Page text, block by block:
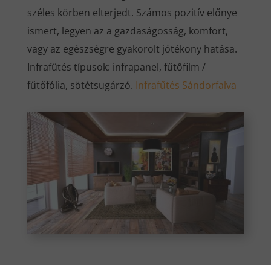
széles körben elterjedt. Számos pozitív előnye
ismert, legyen az a gazdaságosság, komfort,
vagy az egészségre gyakorolt jótékony hatása.
Infrafűtés típusok: infrapanel, fűtőfilm /
fűtőfólia, sötétsugárzó. Infrafűtés Sándorfalva